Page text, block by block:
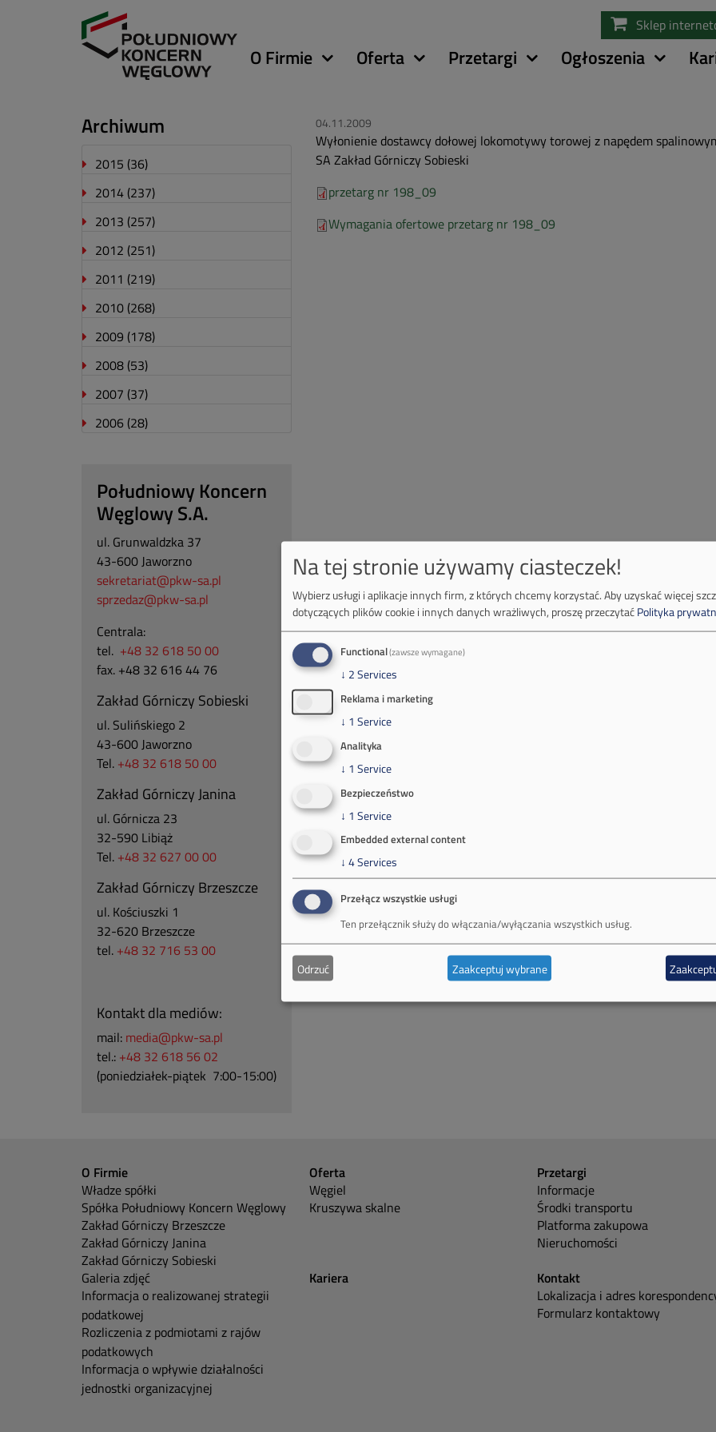
treści
Sklep
Główna
O Firmie Oferta Przetargi Ogłoszenia
04.11.2009
Wyłonienie dostawcy dołowej lokomotywy torowej z napędem
SA Zakład Górniczy Sobieski
przetarg nr 198_09
Wymagania ofertowe przetarg nr 198_09
Archiwum
2015 (36)
2014 (237)
2013 (257)
2012 (251)
2011 (219)
2010 (268)
2009 (178)
2008 (53)
2007 (37)
2006 (28)
Południowy Koncern
Węglowy S.A.
ul. Grunwaldzka 37
43-600 Jaworzno
sekretariat@pkw-sa.pl
sprzedaz@pkw-sa.pl
Centrala:
tel. +48 32 618 50 00
fax. +48 32 616 44 76
Zakład Górniczy Sobieski
ul. Sulińskiego 2
43-600 Jaworzno
Tel. +48 32 618 50 00
Zakład Górniczy Janina
ul. Górnicza 23
32-590 Libiąż
Tel. +48 32 627 00 00
Zakład Górniczy Brzeszcze
ul. Kościuszki 1
32-620 Brzeszcze
tel. +48 32 716 53 00
Kontakt dla mediów:
mail: media@pkw-sa.pl
tel.: +48 32 618 56 02
(poniedziałek-piątek 7:00-15:00)
O Firmie
Władze spółki
Spółka Południowy Koncern Węglowy
Zakład Górniczy Brzeszcze
Zakład Górniczy Janina
Zakład Górniczy Sobieski
Galeria zdjęć
Informacja o realizowanej strategii
podatkowej
Rozliczenia z podmiotami z rajów
podatkowych
Informacja o wpływie działalności
jednostki organizacyjnej
Oferta
Węgiel
Kruszywa skalne
Przetargi
Informacje
Środki transportu
Platforma zakupowa
Nieruchomości
Kariera
Kontakt
Lokalizacja i adres
Formularz kontaktowy
Na tej stronie używamy ciasteczek!
Wybierz usługi i aplikacje innych firm, z których chcemy korzystać.Aby uzyskać więcej
dotyczących plików cookie i innych danych wrażliwych, proszę przeczytaćPolityka
Functional(zawsze wymagane)
↓ 2Services
Reklama i marketing
↓ 1 Service
Analityka
↓ 1 Service
Bezpieczeństwo
↓ 1 Service
Embedded external content
↓ 4Services
Przełącz wszystkie usługi
Ten przełącznik służy do włączania/wyłączania wszystkich usług.
Odrzuć Zaakceptuj wybrane